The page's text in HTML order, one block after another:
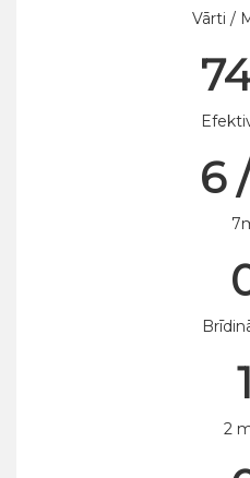
Vārti /
6
1
2